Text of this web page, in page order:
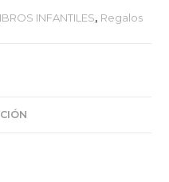
INFANTILES, Regalos